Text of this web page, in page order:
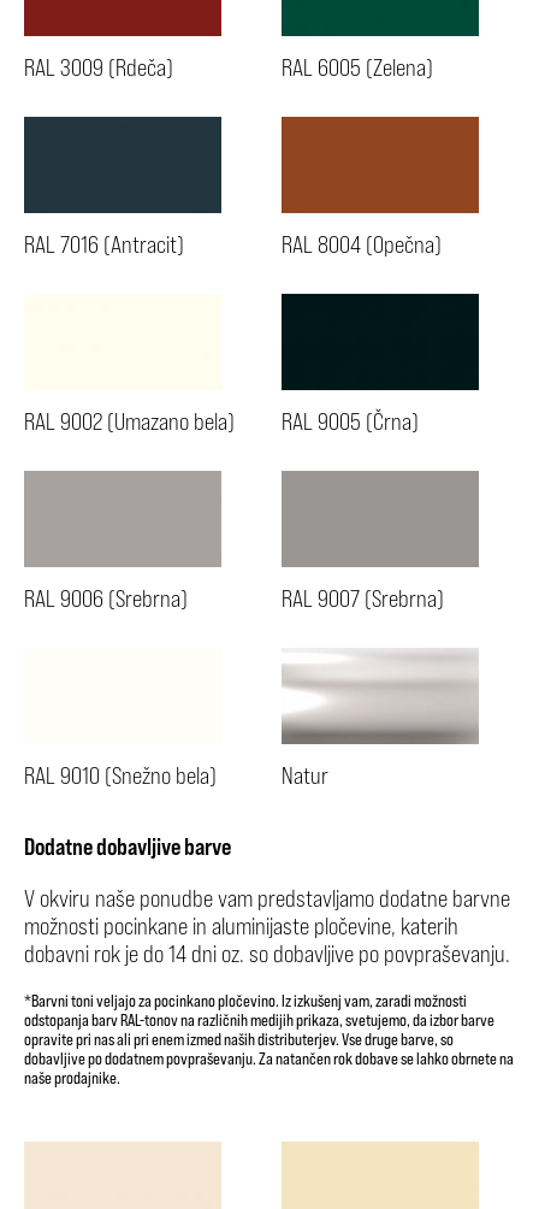
RAL 3009 (Rdeča) RAL 6005 (Zelena)
RAL 7016 (Antracit) RAL 8004 (Opečna)
RAL 9002 (Umazano bela) RAL 9005 (Črna)
RAL 9006 (Srebrna) RAL 9007 (Srebrna)
RAL 9010 (Snežno bela) Natur
Dodatne dobavljive barve
V okviru naše ponudbe vam predstavljamo dodatne barvne
možnosti pocinkane in aluminijaste pločevine, katerih
dobavni rok je do 14 dni oz. so dobavljive po povpraševanju.
*Barvni toni veljajo za pocinkano pločevino. Iz izkušenj vam, zaradi možnosti
odstopanja barv RAL-tonov na različnih medijih prikaza, svetujemo, da izbor barve
opravite pri nas ali pri enem izmed naših distributerjev. Vse druge barve, so
dobavljive po dodatnem povpraševanju. Za natančen rok dobave se lahko obrnete na
naše prodajnike.